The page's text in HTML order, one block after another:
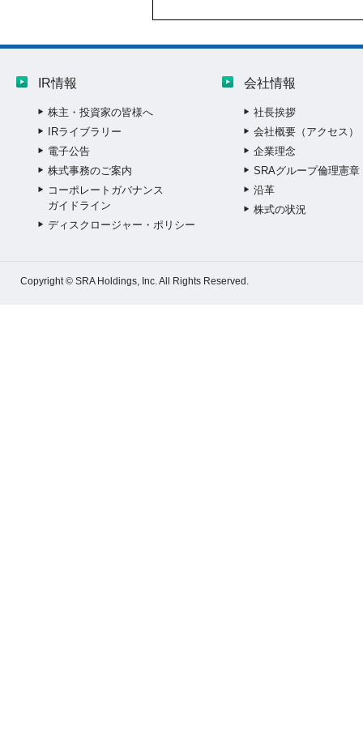
IR情報
株主・投資家の皆様へ
IRライブラリー
電子公告
株式事務のご案内
コーポレートガバナンス
ガイドライン
ディスクロージャー・ポリシー
会社情報
社長挨拶
会社概要（アクセス）
企業理念
SRAグループ倫理憲章
沿革
株式の状況
Copyright © SRA Holdings, Inc. All Rights Reserved.